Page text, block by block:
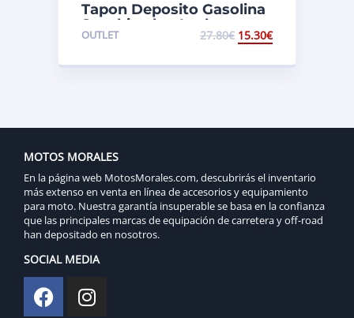
Tapon Deposito Gasolina
Suzuki color Azul
OUTLET 27.80€ 15.30€
MOTOS MORALES
En la página web MotosMorales.com, descubrirás el inventario
más extenso en venta en línea de accesorios y equipamiento
para moto. Nuestra garantía insuperable se basa en la confianza
que las principales marcas de equipación de carretera y off-road
han depositado en nosotros.
SOCIAL MEDIA